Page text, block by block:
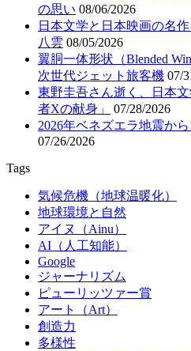
の思い 08/06/2026
日本文学と日本映画の名
八雲 08/05/2026
翼胴一体形状（Blended
次世代ジェット旅客機 07/
東野圭吾さん逝く、日本
者Xの献身」
07/28/2026
2026年ベネズエラ地震か
07/26/2026
Tags
気候危機（地球温暖化）
地球環境と自然
アイヌ（Ainu）
AI（人工知能）
Google
ジャーナリズム
ピューリッツァー賞
アート（Art）
創造力
多様性